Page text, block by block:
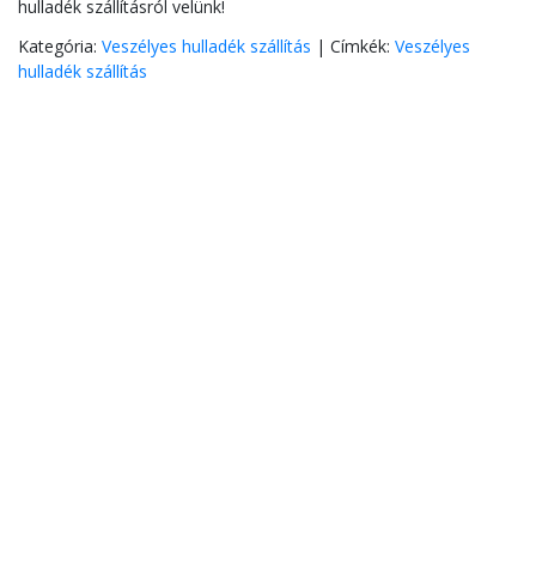
hulladék szállításról velünk!
Kategória: Veszélyes hulladék szállítás | Címkék: Veszélyes
hulladék szállítás